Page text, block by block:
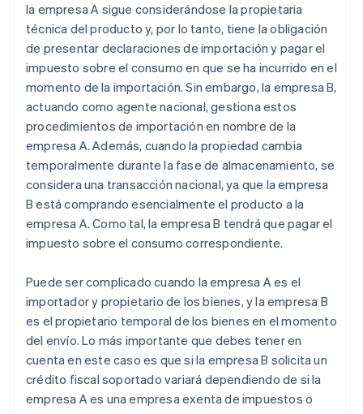
la empresa A sigue considerándose la propietaria
técnica del producto y, por lo tanto, tiene la obligación
de presentar declaraciones de importación y pagar el
impuesto sobre el consumo en que se ha incurrido en el
momento de la importación. Sin embargo, la empresa B,
actuando como agente nacional, gestiona estos
procedimientos de importación en nombre de la
empresa A. Además, cuando la propiedad cambia
temporalmente durante la fase de almacenamiento, se
considera una transacción nacional, ya que la empresa
B está comprando esencialmente el producto a la
empresa A. Como tal, la empresa B tendrá que pagar el
impuesto sobre el consumo correspondiente.
Puede ser complicado cuando la empresa A es el
importador y propietario de los bienes, y la empresa B
es el propietario temporal de los bienes en el momento
del envío. Lo más importante que debes tener en
cuenta en este caso es que si la empresa B solicita un
crédito fiscal soportado variará dependiendo de si la
empresa A es una empresa exenta de impuestos o